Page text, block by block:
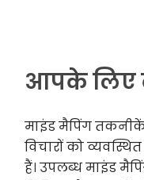
आपके लिए
माइंड मैपिंग तकनीकें
विचारों को
हैं। उपलब्ध माइंड